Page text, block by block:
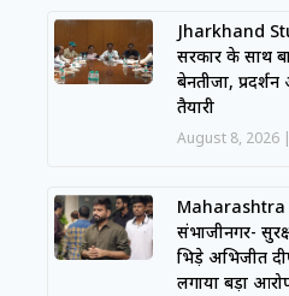
Jharkhand
सरकार के साथ
बेनतीजा,
तैयारी
August 8, 2026
Maharashtra
संभाजीनगर-
भिड़े अभिजीत
लगाया बड़ा